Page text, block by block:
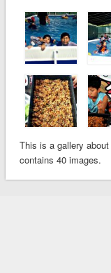
This is a gallery about
contains 40 images.